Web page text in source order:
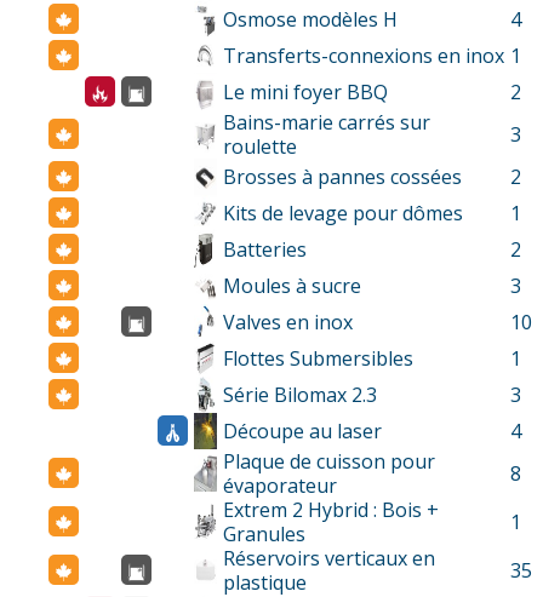
Osmose modèles H
4
Transferts-connexions en inox 1
Le mini foyer BBQ
2
Bains-marie carrés sur
roulette
3
Brosses à pannes cossées
2
Kits de levage pour dômes
1
Batteries
2
Moules à sucre
3
Valves en inox
10
Flottes Submersibles
1
Série Bilomax 2.3
3
Découpe au laser
4
Plaque de cuisson pour
évaporateur
8
Extrem 2 Hybrid : Bois +
Granules
1
Réservoirs verticaux en
plastique
35